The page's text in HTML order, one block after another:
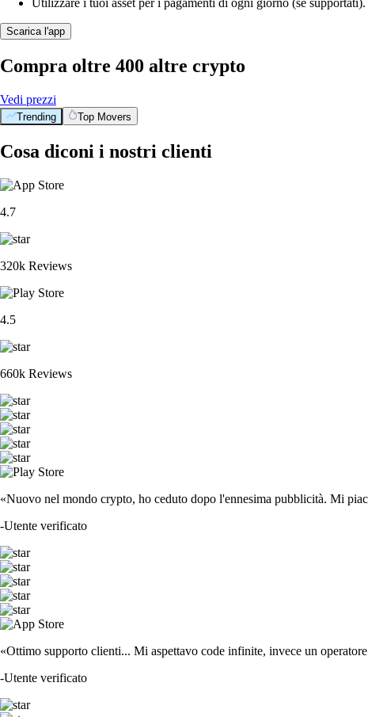
Utilizzare i tuoi asset per i pagamenti di ogni giorno (se supportati).
Scarica l'app
Compra oltre 400 altre crypto
Vedi prezzi
Trending Top Movers
Cosa diconi i nostri clienti
4.7
320k Reviews
4.5
660k Reviews
«Nuovo nel mondo crypto, ho ceduto dopo l'ennesima pubblicità. Mi
-Utente verificato
«Ottimo supporto clienti... Mi aspettavo code infinite, invece un
-Utente verificato